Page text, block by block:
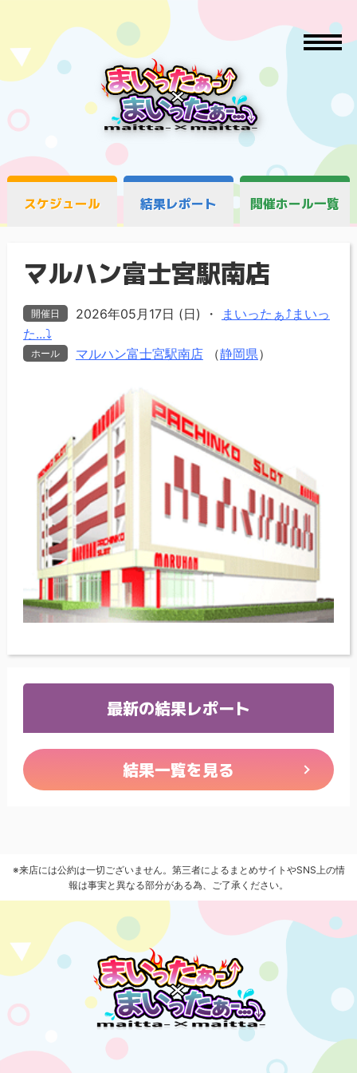
スケジュール 結果レポート 開催ホール一覧
マルハン富士宮駅南店
開催日 2026年05月17日 (日) ・
まいったぁ⤴まいっ
た...⤵
ホール マルハン富士宮駅南店（静岡県）
最新の結果レポート
結果一覧を見る
※来店には公約は一切ございません。第三者によるまとめサイトやSNS上の情
報は事実と異なる部分がある為、ご了承ください。